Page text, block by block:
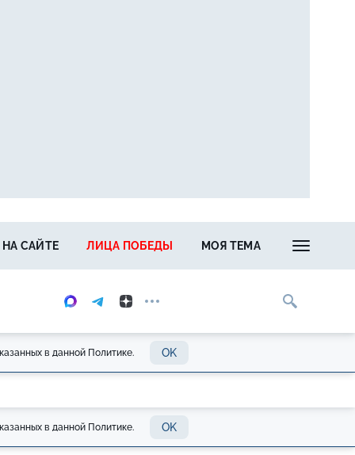
САЙТЕ ЛИЦА ПОБЕДЫ МОЯ ТЕМА
в данной Политике. OK
в данной Политике. OK